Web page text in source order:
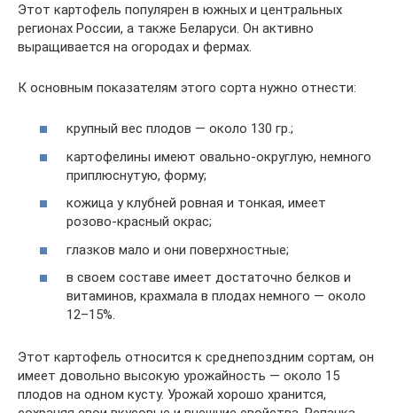
Этот картофель популярен в южных и центральных
регионах России, а также Беларуси. Он активно
выращивается на огородах и фермах.
К основным показателям этого сорта нужно отнести:
крупный вес плодов — около 130 гр.;
картофелины имеют овально-округлую, немного
приплюснутую, форму;
кожица у клубней ровная и тонкая, имеет
розово-красный окрас;
глазков мало и они поверхностные;
в своем составе имеет достаточно белков и
витаминов, крахмала в плодах немного — около
12–15%.
Этот картофель относится к среднепоздним сортам, он
имеет довольно высокую урожайность — около 15
плодов на одном кусту. Урожай хорошо хранится,